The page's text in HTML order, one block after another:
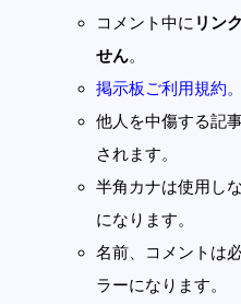
コメント中に リン
せん。
掲示板ご利用規約
他人を中傷する記
されます。
半角カナは使用し
になります。
名前、コメントは
ラーになります。